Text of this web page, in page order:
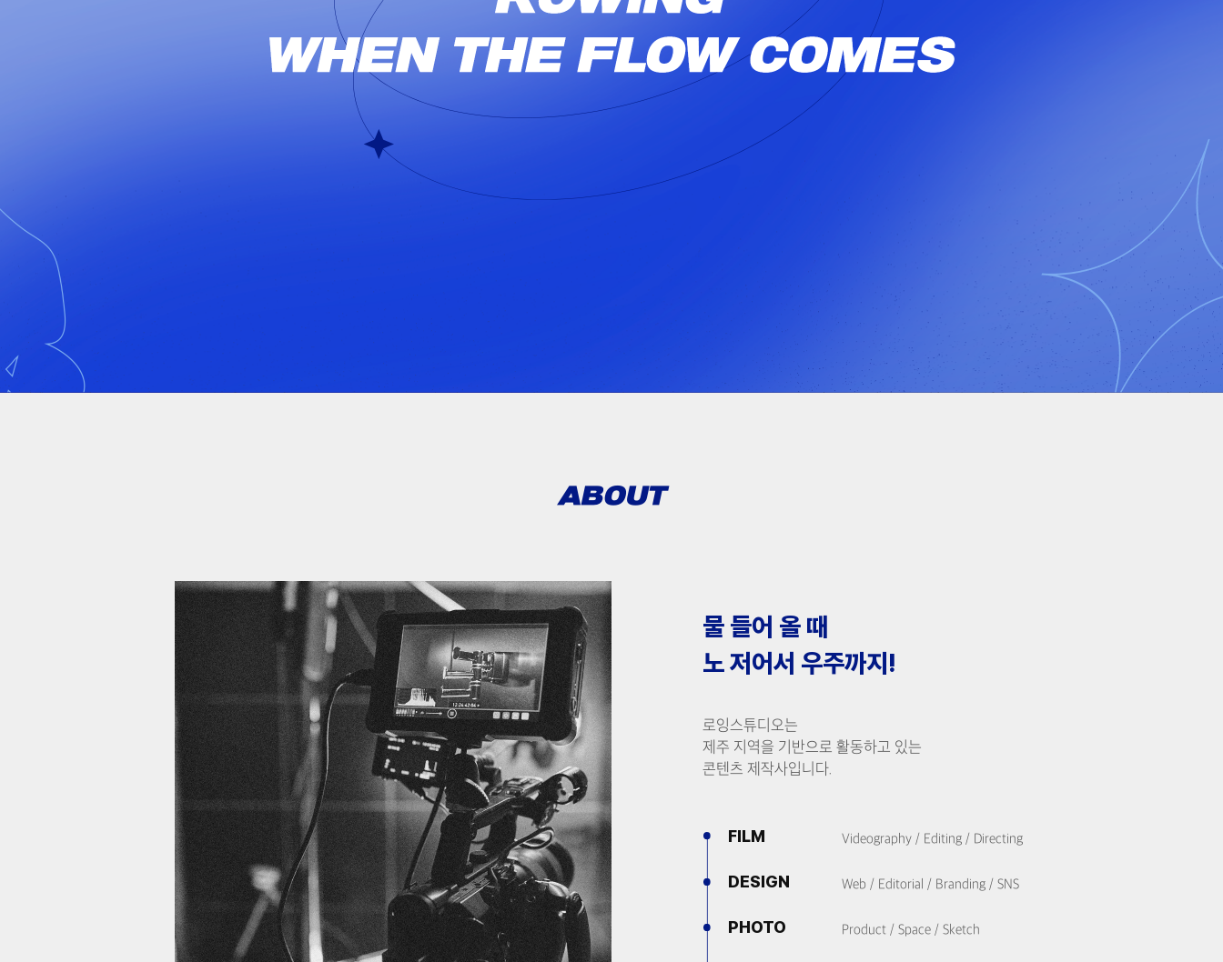
ABOUT
물 들어 올 때
노 저어서 우주까지!
로잉스튜디오는
제주 지역을 기반으로 활동하고 있는
콘텐츠 제작사입니다.
FILM Videography / Editing / Directing
DESIGN Web / Editorial / Branding / SNS
PHOTO Product / Space / Sketch